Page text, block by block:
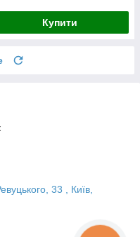
Купити
33 , Київ,